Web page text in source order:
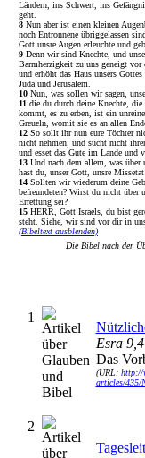
Ländern, ins Schwert, ins
geht.
8 Nun aber ist einen kleinen
noch Entronnene übriggelassen
Gott unsre Augen erleuchte und
9 Denn wir sind Knechte, und
Barmherzigkeit zu uns geneigt vor
und erhöht das Haus unsers
Juda und Jerusalem.
10 Nun, was sollen wir sagen,
11 die du durch deine Knechte,
kommt, es zu erben, ist ein
Greueln, womit sie es an allen
12 So sollt ihr nun eure Töchter
nicht nehmen; und sucht nicht
und esset das Gute im Lande und
13 Und nach dem allem, was über
hast du, unser Gott, unsre
14 Sollten wir wiederum deine
befreundeten? Wirst du nicht über
Errettung sei?
15 HERR, Gott Israels, du bist
steht. Siehe, wir sind vor dir in
(Bibeltext ausblenden)
Die Bibel nach der
1
Esra 9,4
Das
(URL: http://
articles/435/
2